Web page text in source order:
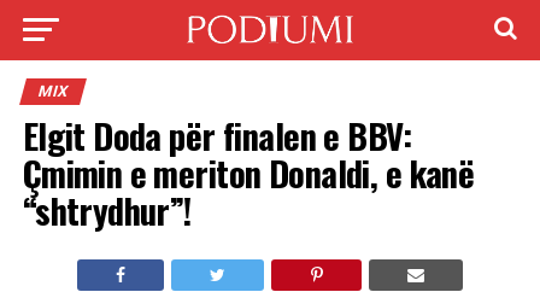
MIX
Elgit Doda për finalen e BBV:
Çmimin e meriton Donaldi, e kanë
“shtrydhur”!